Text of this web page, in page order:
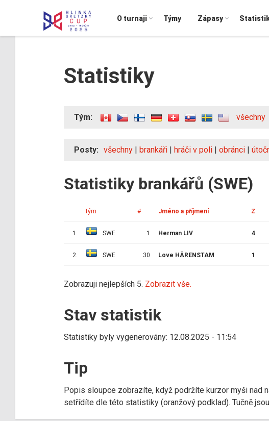
O turnaji Týmy Zápasy
Statistiky
Tým: všechny
Posty: všechny | brankáři | hráči v poli | obránci |
Statistiky brankářů (SWE)
tým # Jméno a příjmení Z
1. SWE 1 Herman LIV 4
2. SWE 30 Love HÄRENSTAM 1
Zobrazuji nejlepších 5. Zobrazit vše.
Stav statistik
Statistiky byly vygenerovány: 12.08.2025 - 11:54
Tip
Popis sloupce zobrazíte, když podržíte kurzor myši nad
setřídíte dle této statistiky (oranžový podklad). Tučně